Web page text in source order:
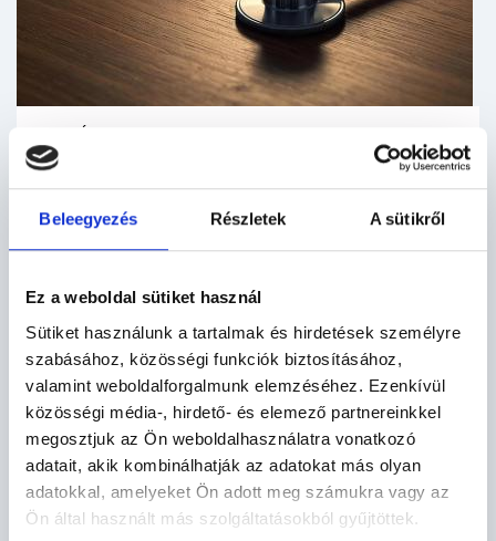
Beleegyezés Részletek A sütikről
Ez a weboldal sütiket használ
Sütiket használunk a tartalmak és hirdetések személyre
szabásához, közösségi funkciók biztosításához,
valamint weboldalforgalmunk elemzéséhez. Ezenkívül
közösségi média-, hirdető- és elemező partnereinkkel
megosztjuk az Ön weboldalhasználatra vonatkozó
adatait, akik kombinálhatják az adatokat más olyan
adatokkal, amelyeket Ön adott meg számukra vagy az
Ön által használt más szolgáltatásokból gyűjtöttek.
RENDELÉSI IDŐ VÁLTOZÁS